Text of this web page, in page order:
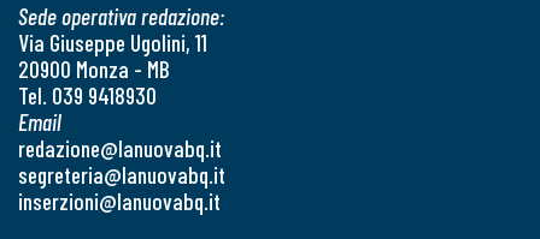
Sede operativa redazione:
Via Giuseppe Ugolini, 11
20900 Monza - MB
Tel. 039 9418930
Email
redazione@lanuovabq.it
segreteria@lanuovabq.it
inserzioni@lanuovabq.it